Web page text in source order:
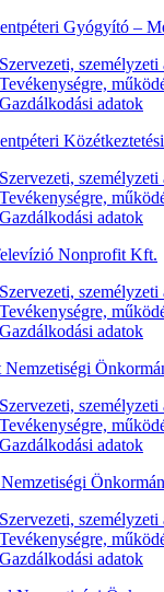
Gyógyító –
Szervezeti, személyzeti
Tevékenységre,
Gazdálkodási adatok
Szervezeti, személyzeti
Tevékenységre,
Gazdálkodási adatok
Nonprofit Kft.
Szervezeti, személyzeti
Tevékenységre,
Gazdálkodási adatok
Nemzetiségi
Szervezeti, személyzeti
Tevékenységre,
Gazdálkodási adatok
Szervezeti, személyzeti
Tevékenységre,
Gazdálkodási adatok